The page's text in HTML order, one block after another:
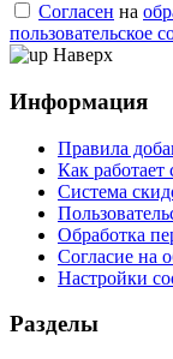
Согласен на
пользовательское
Наверх
Информация
Правила
Как работает
Система
Обработка
Согласие на
Настройки
Разделы